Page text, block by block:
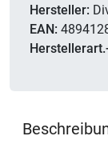
Hersteller:
EAN: